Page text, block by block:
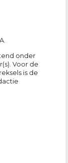
onder
Voor de
is de